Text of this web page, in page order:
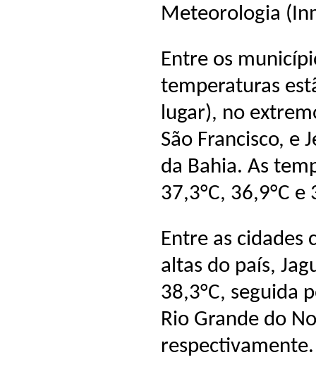
Meteorologia
Entre os
temperaturas
lugar), no
São Francisco, e
da Bahia. As
37,3°C, 36,9°C
Entre as cidades
altas do país,
38,3°C, seguida
Rio Grande do
respectivamente.